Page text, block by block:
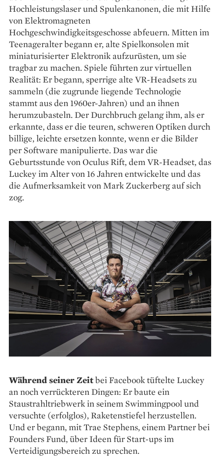
Hochleistungslaser und Spulenkanonen, die mit Hilfe
von Elektromagneten
Hochgeschwindigkeitsgeschosse abfeuern. Mitten im
Teenageralter begann er, alte Spielkonsolen mit
miniaturisierter Elektronik aufzurüsten, um sie
tragbar zu machen. Spiele führten zur virtuellen
Realität: Er begann, sperrige alte VR-Headsets zu
sammeln (die zugrunde liegende Technologie
stammt aus den 1960er-Jahren) und an ihnen
herumzubasteln. Der Durchbruch gelang ihm, als er
erkannte, dass er die teuren, schweren Optiken durch
billige, leichte ersetzen konnte, wenn er die Bilder
per Software manipulierte. Das war die
Geburtsstunde von Oculus Rift, dem VR-Headset, das
Luckey im Alter von 16 Jahren entwickelte und das
die Aufmerksamkeit von Mark Zuckerberg auf sich
zog.
Während seiner Zeitbei Facebook tüftelte Luckey
an noch verrückteren Dingen: Er baute ein
Staustrahltriebwerk in seinem Swimmingpool und
versuchte (erfolglos), Raketenstiefel herzustellen.
Und er begann, mit Trae Stephens, einem Partner bei
Founders Fund, über Ideen für Start-ups im
Verteidigungsbereich zu sprechen.